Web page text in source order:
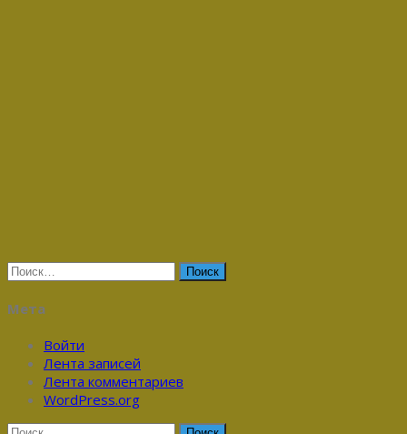
Найти:
Мета
Войти
Лента записей
Лента комментариев
WordPress.org